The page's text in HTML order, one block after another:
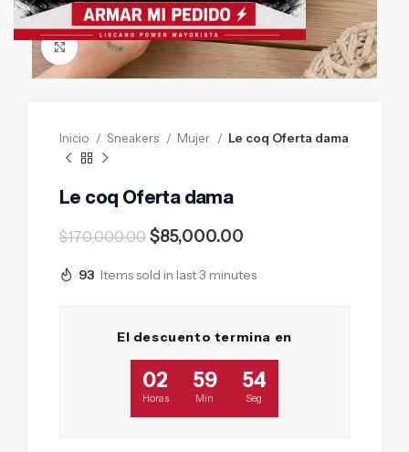
Click to enlarge
Inicio Sneakers Mujer Le coq Oferta dama
Le coq Oferta dama
$170,000.00 $85,000.00
93 Items sold in last 3 minutes
El descuento termina en
02
Horas
59
Min
53
Seg